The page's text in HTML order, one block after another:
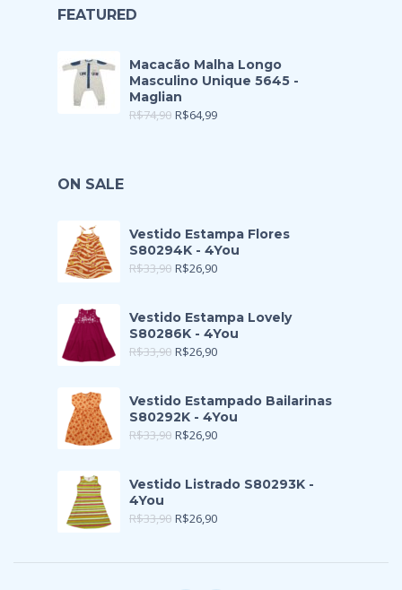
FEATURED
Macacão Malha Longo
Masculino Unique 5645 -
Maglian
R$74,90 R$64,99
ON SALE
Vestido Estampa Flores
S80294K - 4You
R$33,90 R$26,90
Vestido Estampa Lovely
S80286K - 4You
R$33,90 R$26,90
Vestido Estampado Bailarinas
S80292K - 4You
R$33,90 R$26,90
Vestido Listrado S80293K -
4You
R$33,90 R$26,90